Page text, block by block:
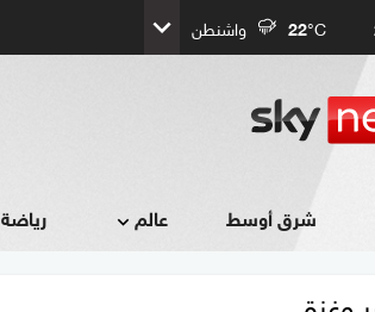
22°C واشنطن
شرق أوسط عالم رياضة